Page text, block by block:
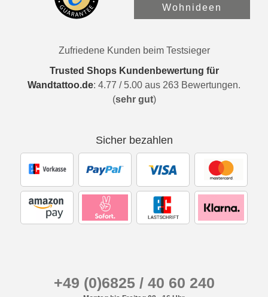
Wohnideen
Zufriedene Kunden beim Testsieger
Trusted Shops Kundenbewertung für
Wandtattoo.de: 4.77 / 5.00 aus 263 Bewertungen.
(sehr gut)
Sicher bezahlen
+49 (0)6825 / 40 60 240